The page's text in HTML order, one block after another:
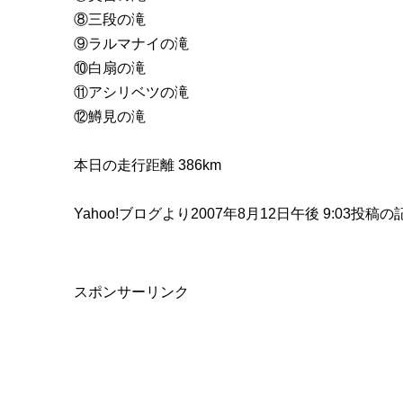
⑧三段の滝
⑨ラルマナイの滝
⑩白扇の滝
⑪アシリベツの滝
⑫鱒見の滝
本日の走行距離 386km
Yahoo!ブログより2007年8月12日午後 9:03投稿の
スポンサーリンク